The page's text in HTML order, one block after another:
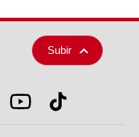
Subir